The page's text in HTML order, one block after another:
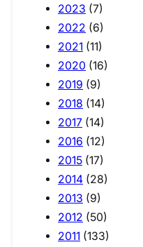
2023 (7)
2022 (6)
2021 (11)
2020 (16)
2019 (9)
2018 (14)
2017 (14)
2016 (12)
2015 (17)
2014 (28)
2013 (9)
2012 (50)
2011 (133)